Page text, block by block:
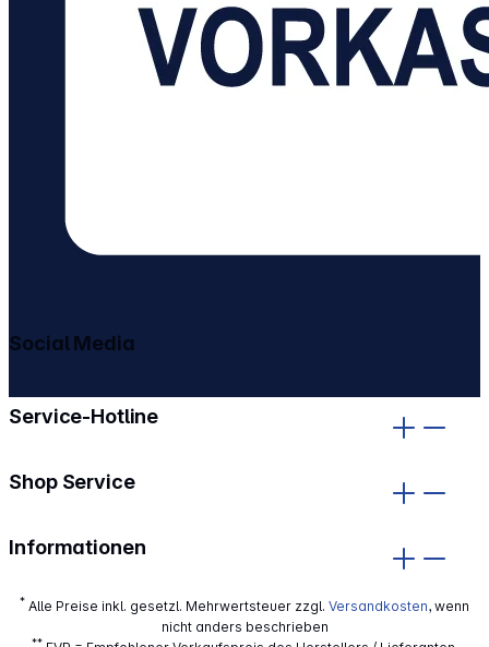
Service-Hotline
Shop Service
Informationen
Social Media
* Alle Preise inkl. gesetzl. Mehrwertsteuer zzgl. Versandkosten, wenn
nicht anders beschrieben
**